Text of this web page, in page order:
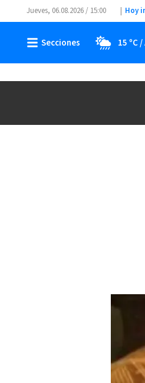
Jueves, 06.08.2026 / 15:00 Hoy
15 ºC